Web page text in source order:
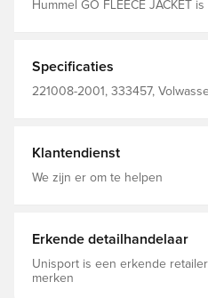
Hummel GO FLEECE JACKET
bedekking, evenals zijzakken
met logo op de borst. Warme fleece Volledige ritssluiting
aan de voorkant en hoge hals
Specificaties
221008-2001, 333457,
Klantendienst
We zijn er om te helpen
Erkende detailhandelaar
Unisport is een erkende
merken